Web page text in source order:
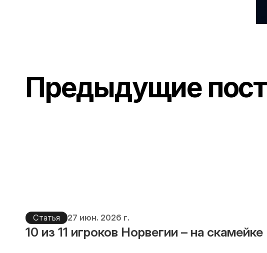
Предыдущие
Статья 27 июн. 2026 г.
10 из 11 игроков Норвегии – на скамейке